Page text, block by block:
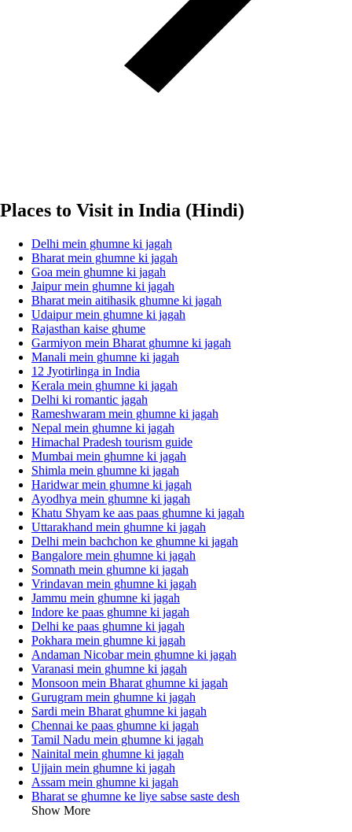
Places to Visit in India (Hindi)
Delhi mein ghumne ki jagah
Bharat mein ghumne ki jagah
Goa mein ghumne ki jagah
Jaipur mein ghumne ki jagah
Bharat mein aitihasik ghumne ki jagah
Udaipur mein ghumne ki jagah
Rajasthan kaise ghume
Garmiyon mein Bharat ghumne ki jagah
Manali mein ghumne ki jagah
12 Jyotirlinga in India
Kerala mein ghumne ki jagah
Delhi ki romantic jagah
Rameshwaram mein ghumne ki jagah
Nepal mein ghumne ki jagah
Himachal Pradesh tourism guide
Mumbai mein ghumne ki jagah
Shimla mein ghumne ki jagah
Haridwar mein ghumne ki jagah
Ayodhya mein ghumne ki jagah
Khatu Shyam ke aas paas ghumne ki jagah
Uttarakhand mein ghumne ki jagah
Delhi mein bachchon ke ghumne ki jagah
Bangalore mein ghumne ki jagah
Somnath mein ghumne ki jagah
Vrindavan mein ghumne ki jagah
Jammu mein ghumne ki jagah
Indore ke paas ghumne ki jagah
Delhi ke paas ghumne ki jagah
Pokhara mein ghumne ki jagah
Andaman Nicobar mein ghumne ki jagah
Varanasi mein ghumne ki jagah
Monsoon mein Bharat ghumne ki jagah
Gurugram mein ghumne ki jagah
Sardi mein Bharat ghumne ki jagah
Chennai ke paas ghumne ki jagah
Tamil Nadu mein ghumne ki jagah
Nainital mein ghumne ki jagah
Ujjain mein ghumne ki jagah
Assam mein ghumne ki jagah
Bharat se ghumne ke liye sabse saste desh
Show More